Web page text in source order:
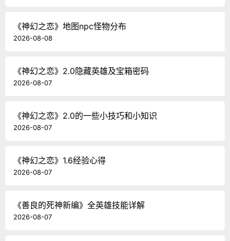
《神幻之恋》地图npc怪物分布
2026-08-08
《神幻之恋》2.0隐藏英雄及宝箱密码
2026-08-07
《神幻之恋》2.0的一些小技巧和小知识
2026-08-07
《神幻之恋》1.6经验心得
2026-08-07
《善良的死神新编》全英雄技能详解
2026-08-07